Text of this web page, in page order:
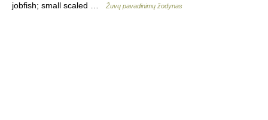
jobfish; small scaled …
Žuvų pavadinimų žodynas